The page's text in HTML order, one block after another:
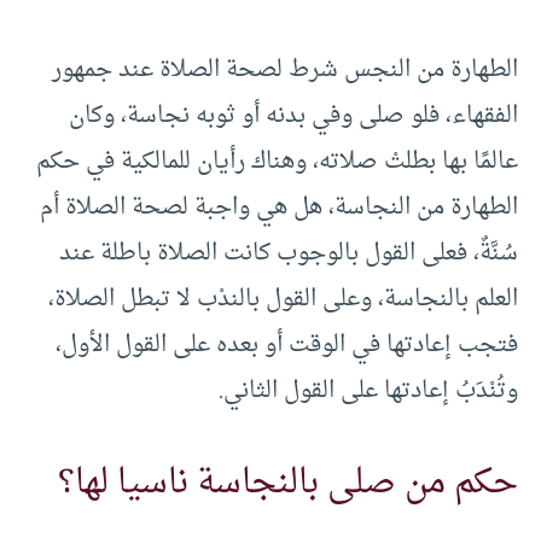
الطهارة من النجس شرط لصحة الصلاة عند جمهور
الفقهاء، فلو صلى وفي بدنه أو ثوبه نجاسة، وكان
عالمًا بها بطلتْ صلاته، وهناك رأيان للمالكية في حكم
الطهارة من النجاسة، هل هي واجبة لصحة الصلاة أم
سُنَّةٌ، فعلى القول بالوجوب كانت الصلاة باطلة عند
العلم بالنجاسة، وعلى القول بالندْب لا تبطل الصلاة،
فتجب إعادتها في الوقت أو بعده على القول الأول،
وتُنْدَبُ إعادتها على القول الثاني.
حكم من صلى بالنجاسة ناسيا لها؟